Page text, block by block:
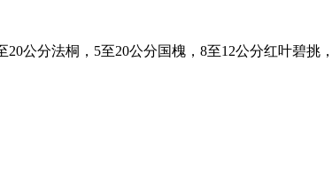
公分法桐，5至20公分国槐，8至12公分红叶碧